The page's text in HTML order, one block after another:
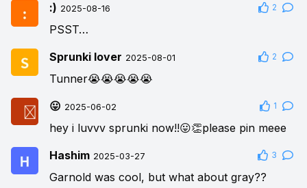
:) 2025-08-16 2
PSST…
Sprunki lover 2025-08-01 2
Tunner😭😭😭😭😭
😛 2025-06-02 1
hey i luvvv sprunki now!!😛👏please pin meee
Hashim 2025-03-27 3
Garnold was cool, but what about gray??